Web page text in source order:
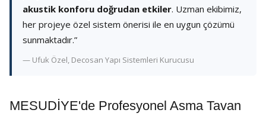
akustik konforu doğrudan etkiler. Uzman ekibimiz,
her projeye özel sistem önerisi ile en uygun çözümü
sunmaktadır.”
— Ufuk Özel, Decosan Yapı Sistemleri Kurucusu
MESUDİYE'de Profesyonel Asma Tavan